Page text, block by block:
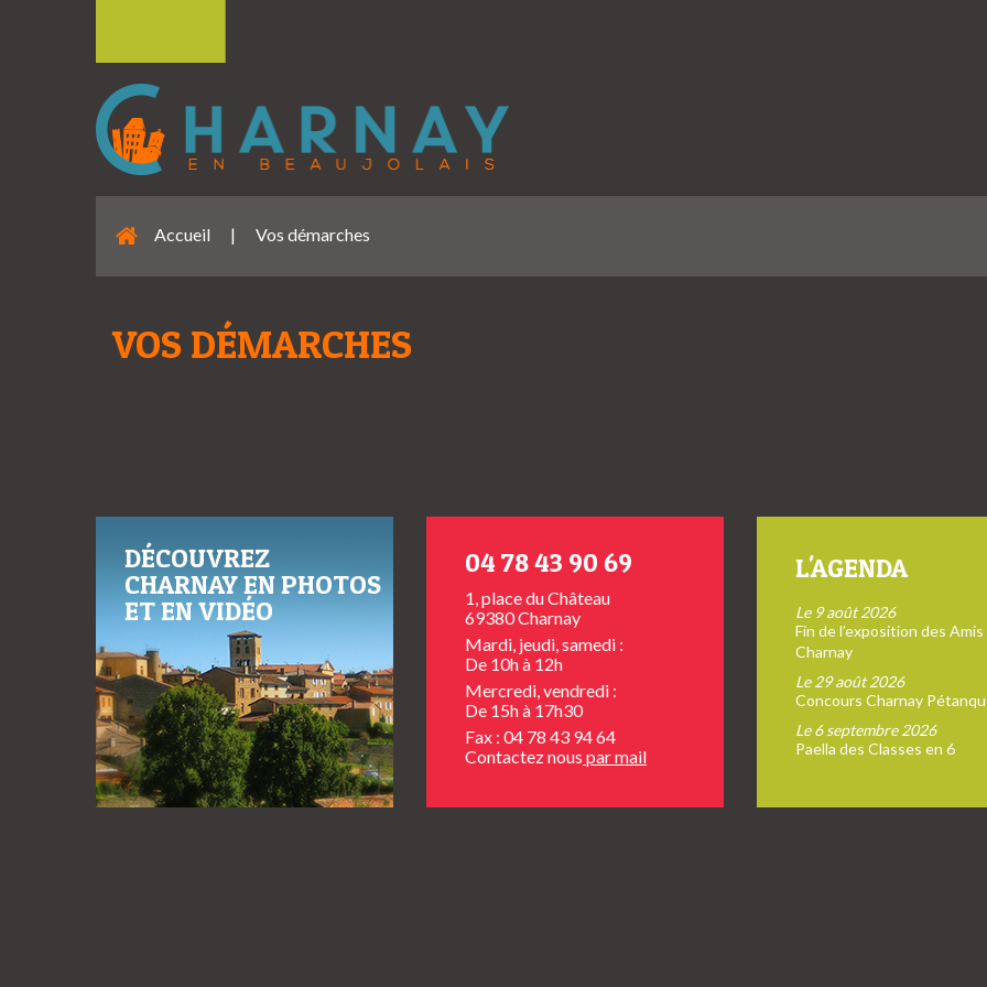
Accueil | Vos démarches
VOS DÉMARCHES
DÉCOUVREZ
CHARNAY EN PHOTOS
ET EN VIDÉO
04 78 43 90 69
1, place du Château
69380 Charnay
Mardi, jeudi, samedi :
De 10h à 12h
Mercredi, vendredi :
De 15h à 17h30
Fax : 04 78 43 94 64
Contactez nous par mail
L'AGENDA
Le 9 août 2026
Fin de l’exposition des
Charnay
Le 29 août 2026
Concours Charnay
Le 6 septembre 2026
Paella des Classes en 6